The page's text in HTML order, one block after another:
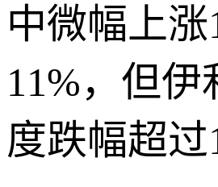
中微幅上涨
11%，但
度跌幅超过